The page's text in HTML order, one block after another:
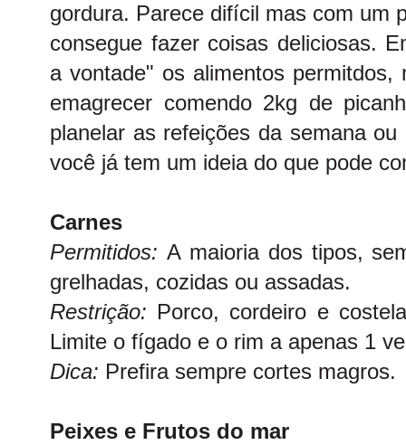
gordura. Parece difícil mas com um
consegue fazer coisas deliciosas.
a vontade" os alimentos permitdos,
emagrecer comendo 2kg de
planelar as refeições da semana
você já tem um ideia do que pode
Carnes
Permitidos: A maioria dos tipos,
grelhadas, cozidas ou assadas.
Restrição: Porco, cordeiro e
Limite o fígado e o rim a apenas 1
Dica: Prefira sempre cortes magros.
Peixes e Frutos do mar